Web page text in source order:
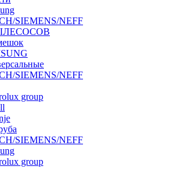
SIEMENS/NEFF
SIEMENS/NEFF
group
SIEMENS/NEFF
group